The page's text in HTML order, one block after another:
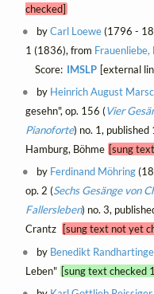
checked]
byCarl Loewe(1796 -
1 (1836), from Frauenliebe,
Score: IMSLP [external
by Heinrich August
gesehn", op. 156 (Vier
Pianoforte) no. 1,
Hamburg, Böhme [sung
by Ferdinand Möhring
op. 2 (Sechs Gesänge von
Fallersleben) no. 3,
Crantz
[sung text not yet
by Benedikt
Leben" [sung text checked